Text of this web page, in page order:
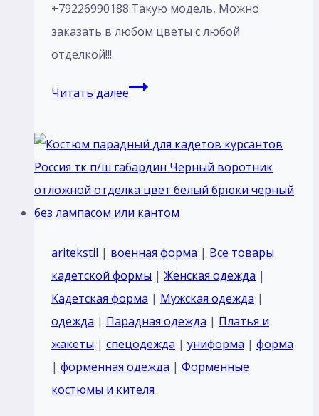
+79226990188.Такую модель, Mожно
заказать в любом цветы с любой
отделкой!!!
Читать далееПошив
кадетов
тк
п/
ш
габардин
темный
синий
воротник
aritekstil | военная форма | Все товары
кадетской формы | Женская одежда |
Кадетская форма | Мужская одежда |
одежда | Парадная одежда | Платья и
жакеты | спецодежда | униформа | форма
| форменная одежда | Форменные
костюмы и кителя